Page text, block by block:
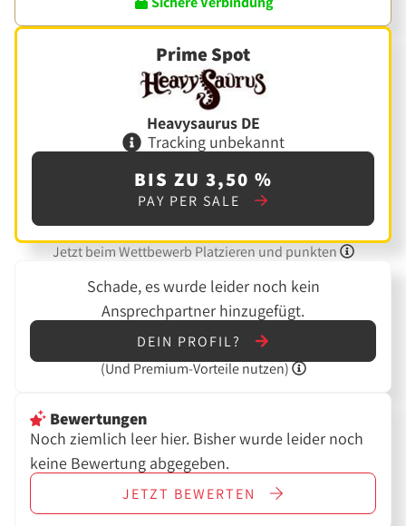
Prime Spot
Heavysaurus DE
Tracking unbekannt
BIS ZU 3,50 %
PAY PER SALE
Jetzt beim Wettbewerb Platzieren und punkten
Schade, es wurde leider noch kein
Ansprechpartner hinzugefügt.
DEIN PROFIL?
(Und Premium-Vorteile nutzen)
Bewertungen
Noch ziemlich leer hier. Bisher wurde leider noch
keine Bewertung abgegeben.
JETZT BEWERTEN